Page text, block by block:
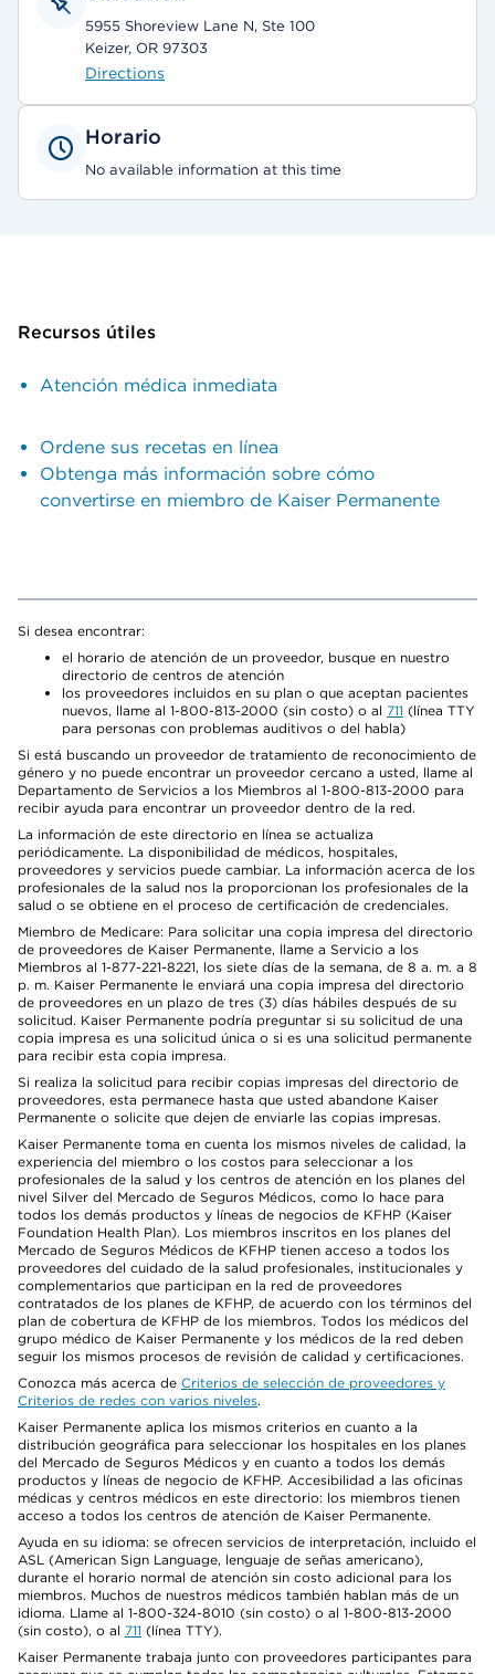
5955 Shoreview Lane N, Ste 100
Keizer, OR 97303
Directions
Horario
No available information at this time
Recursos útiles
Atención médica inmediata
Ordene sus recetas en línea
Obtenga más información sobre cómo
convertirse en miembro de Kaiser Permanente
Si desea encontrar:
el horario de atención de un proveedor, busque en nuestro
directorio de centros de atención
los proveedores incluidos en su plan o que aceptan pacientes
nuevos, llame al 1-800-813-2000 (sin costo) o al 711 (línea TTY
para personas con problemas auditivos o del habla)
Si está buscando un proveedor de tratamiento de reconocimiento de
género y no puede encontrar un proveedor cercano a usted, llame al
Departamento de Servicios a los Miembros al 1-800-813-2000 para
recibir ayuda para encontrar un proveedor dentro de la red.
La información de este directorio en línea se actualiza
periódicamente. La disponibilidad de médicos, hospitales,
proveedores y servicios puede cambiar. La información acerca de los
profesionales de la salud nos la proporcionan los profesionales de la
salud o se obtiene en el proceso de certificación de credenciales.
Miembro de Medicare: Para solicitar una copia impresa del directorio
de proveedores de Kaiser Permanente, llame a Servicio a los
Miembros al 1-877-221-8221, los siete días de la semana, de 8 a. m. a 8
p. m. Kaiser Permanente le enviará una copia impresa del directorio
de proveedores en un plazo de tres (3) días hábiles después de su
solicitud. Kaiser Permanente podría preguntar si su solicitud de una
copia impresa es una solicitud única o si es una solicitud permanente
para recibir esta copia impresa.
Si realiza la solicitud para recibir copias impresas del directorio de
proveedores, esta permanece hasta que usted abandone Kaiser
Permanente o solicite que dejen de enviarle las copias impresas.
Kaiser Permanente toma en cuenta los mismos niveles de calidad, la
experiencia del miembro o los costos para seleccionar a los
profesionales de la salud y los centros de atención en los planes del
nivel Silver del Mercado de Seguros Médicos, como lo hace para
todos los demás productos y líneas de negocios de KFHP (Kaiser
Foundation Health Plan). Los miembros inscritos en los planes del
Mercado de Seguros Médicos de KFHP tienen acceso a todos los
proveedores del cuidado de la salud profesionales, institucionales y
complementarios que participan en la red de proveedores
contratados de los planes de KFHP, de acuerdo con los términos del
plan de cobertura de KFHP de los miembros. Todos los médicos del
grupo médico de Kaiser Permanente y los médicos de la red deben
seguir los mismos procesos de revisión de calidad y certificaciones.
Conozca más acerca de Criterios de selección de proveedores y
Criterios de redes con varios niveles.
Kaiser Permanente aplica los mismos criterios en cuanto a la
distribución geográfica para seleccionar los hospitales en los planes
del Mercado de Seguros Médicos y en cuanto a todos los demás
productos y líneas de negocio de KFHP. Accesibilidad a las oficinas
médicas y centros médicos en este directorio: los miembros tienen
acceso a todos los centros de atención de Kaiser Permanente.
Ayuda en su idioma: se ofrecen servicios de interpretación, incluido el
ASL (American Sign Language, lenguaje de señas americano),
durante el horario normal de atención sin costo adicional para los
miembros. Muchos de nuestros médicos también hablan más de un
idioma. Llame al 1-800-324-8010 (sin costo) o al 1-800-813-2000
(sin costo), o al 711 (línea TTY).
Kaiser Permanente trabaja junto con proveedores participantes para